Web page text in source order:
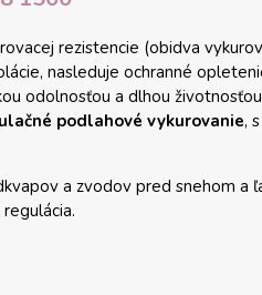
rezistencie (obidva
nasleduje ochranné
odolnosťou a dlhou
podlahové vykurovanie,
a zvodov pred snehom